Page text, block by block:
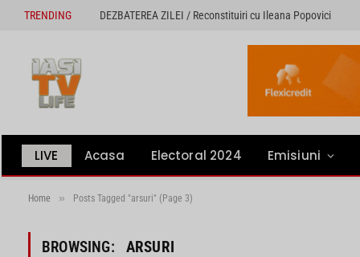
TRENDING DEZBATEREA ZILEI / Reconstituiri cu Ileana Popovici
LIVE Acasa Electoral 2024 Emisiuni
Home » Posts Tagged "arsuri" (Page 3)
BROWSING: ARSURI